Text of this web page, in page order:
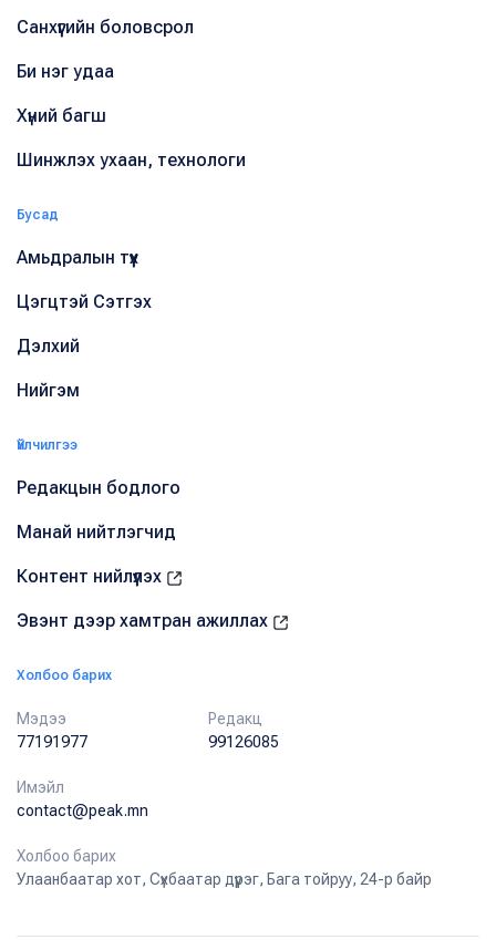
Санхүүгийн боловсрол
Би нэг удаа
Хүний багш
Шинжлэх ухаан, технологи
Бусад
Амьдралын түүх
Цэгцтэй Сэтгэх
Дэлхий
Нийгэм
Үйлчилгээ
Редакцын бодлого
Манай нийтлэгчид
Контент нийлүүлэх
Эвэнт дээр хамтран ажиллах
Холбоо барих
Мэдээ
77191977
Редакц
99126085
Имэйл
contact@peak.mn
Холбоо барих
Улаанбаатар хот, Сүхбаатар дүүрэг, Бага тойруу, 24-р байр